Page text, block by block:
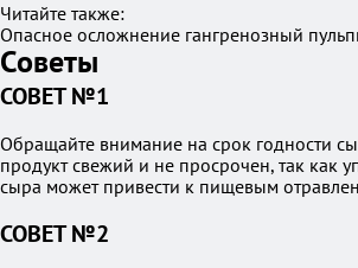
Читайте также:
Опасное осложнение гангренозный
Советы
СОВЕТ №1
Обращайте внимание на срок годности
продукт свежий и не просрочен, так как
сыра может привести к пищевым
СОВЕТ №2